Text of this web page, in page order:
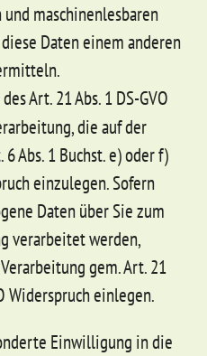
maschinenlesbaren
Daten einem anderen
Art. 21 Abs. 1 DS-GVO
die auf der
Abs. 1 Buchst. e) oder f)
einzulegen. Sofern
Daten über Sie zum
verarbeitet werden,
gem. Art. 21
Widerspruch einlegen.
Einwilligung in die